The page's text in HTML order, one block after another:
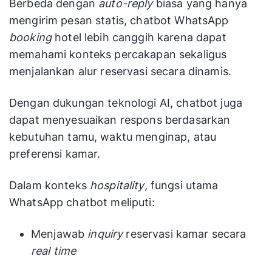
Berbeda dengan auto-replybiasa yang hanya
mengirim pesan statis, chatbot WhatsApp
bookinghotel lebih canggih karena dapat
memahami konteks percakapan sekaligus
menjalankan alur reservasi secara dinamis.
Dengan dukungan teknologi AI, chatbot juga
dapat menyesuaikan respons berdasarkan
kebutuhan tamu, waktu menginap, atau
preferensi kamar.
Dalam konteks hospitality, fungsi utama
WhatsApp chatbot meliputi:
Menjawab inquiryreservasi kamar secara
real time